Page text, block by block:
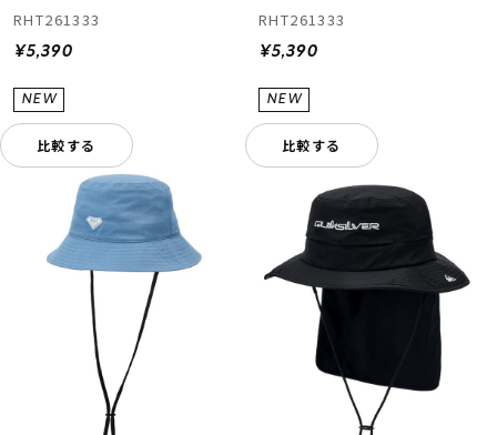
RHT261333
¥5,390
比較する
RHT261333
¥5,390
比較する